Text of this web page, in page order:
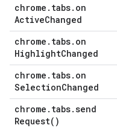
chrome . tabs. on
ActiveChanged
chrome . tabs. on
HighlightChanged
chrome . tabs. on
SelectionChanged
chrome . tabs.send
Request( )